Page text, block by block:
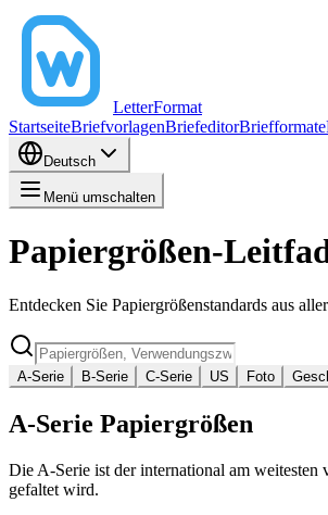
LetterFormat
StartseiteBriefvorlagenBriefeditorBriefformate
Deutsch
Menü umschalten
Papiergrößen-
Entdecken Sie Papiergrößenstandards aus
A-Serie B-Serie C-Serie US Foto
A-Serie Papiergrößen
Die A-Serie ist der international am weitesten
gefaltet wird.